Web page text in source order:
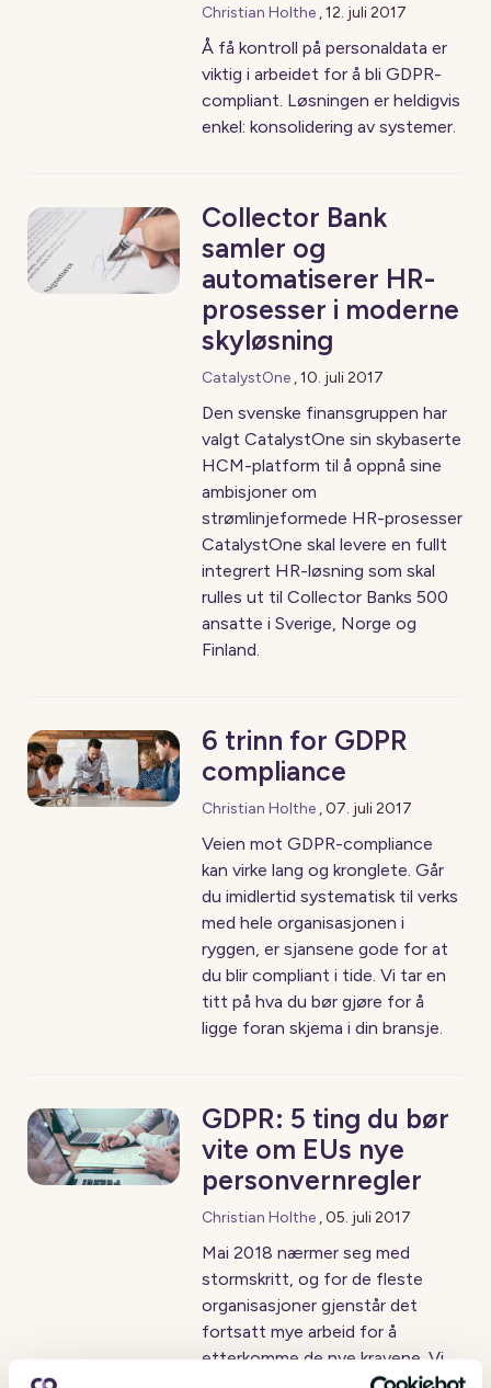
Christian Holthe ,12. juli 2017
Å få kontroll på personaldata er
viktig i arbeidet for å bli GDPR-
compliant. Løsningen er heldigvis
enkel: konsolidering av systemer.
Collector Bank
samler og
automatiserer HR-
prosesser i moderne
skyløsning
CatalystOne ,10. juli 2017
Den svenske finansgruppen har
valgt CatalystOne sin skybaserte
HCM-platform til å oppnå sine
ambisjoner om
strømlinjeformede HR-prosesser
CatalystOne skal levere en fullt
integrert HR-løsning som skal
rulles ut til Collector Banks 500
ansatte i Sverige, Norge og
Finland.
6 trinn for GDPR
compliance
Christian Holthe ,07. juli 2017
Veien mot GDPR-compliance
kan virke lang og kronglete. Går
du imidlertid systematisk til verks
med hele organisasjonen i
ryggen, er sjansene gode for at
du blir compliant i tide. Vi tar en
titt på hva du bør gjøre for å
ligge foran skjema i din bransje.
GDPR: 5 ting du bør
vite om EUs nye
personvernregler
Christian Holthe ,05. juli 2017
Mai 2018 nærmer seg med
stormskritt, og for de fleste
organisasjoner gjenstår det
fortsatt mye arbeid for å
etterkomme de nye kravene. Vi